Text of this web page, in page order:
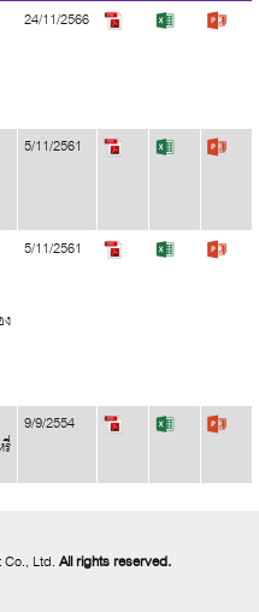
24/11/2566
5/11/2561
5/11/2561
9/9/2554
Ltd.All rights reserved.